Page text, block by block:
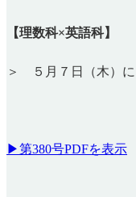
【理数科×英語科】
＞ ５月７日（木）に
▶第380号PDFを表示